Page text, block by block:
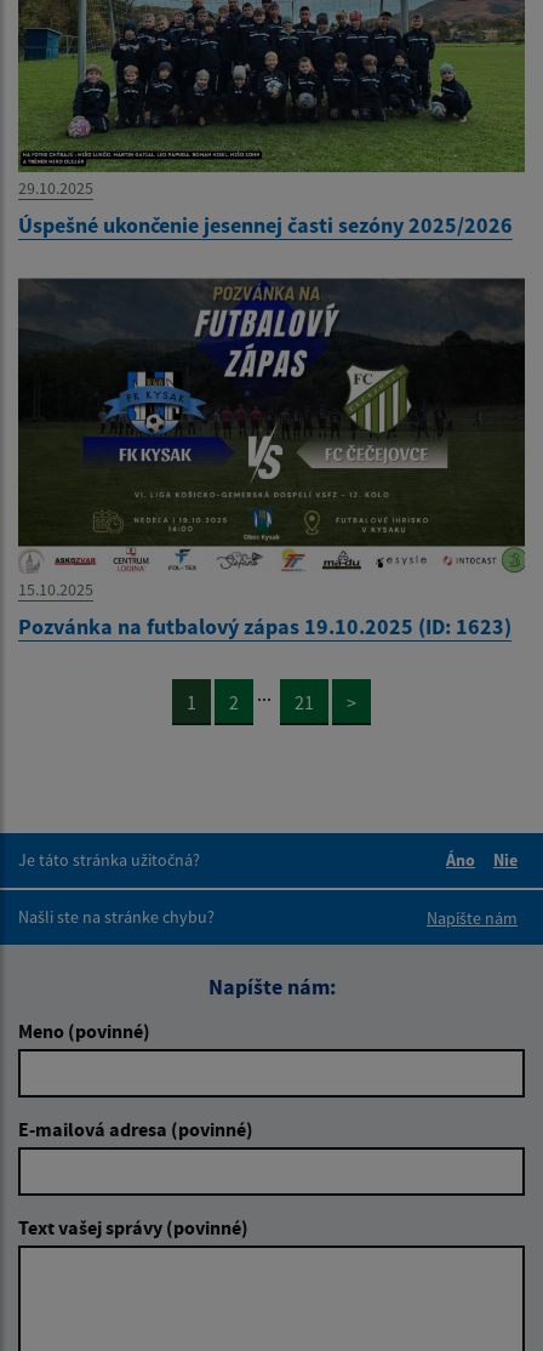
29.10.2025
Úspešné ukončenie jesennej časti sezóny 2025/2026
15.10.2025
Pozvánka na futbalový zápas 19.10.2025 (ID: 1623)
1 2 ... 21 >
Je táto stránka užitočná?
Áno
Nie
Našli ste na stránke chybu?
Napíšte nám
Napíšte nám:
Meno (povinné)
E-mailová adresa (povinné)
Text vašej správy (povinné)